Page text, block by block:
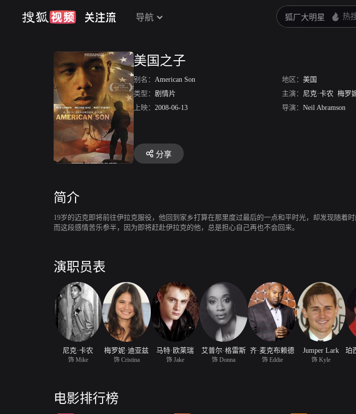
导航
美国之子
别名： American Son 地区： 美国
类型： 剧情片 主演： 尼克·卡农 梅罗
上映： 2008-06-13 导演： Neil Abramson
分享
简介
19岁的迈克即将前往伊拉克服役，他回到家乡打算在那里度过最后的一点和平时光，却发现随
而这段感情苦乐参半，因为即将赶赴伊拉克的他，总是担心自己再也不会回来。
演职员表
尼克·卡农
饰 Mike
梅罗妮·迪亚兹
饰 Cristina
马特·欧莱瑞
饰 Jake
艾普尔·格雷斯
饰 Donna
齐·麦克布赖德
饰 Eddie
Jumper Lark
饰 Kyle
电影排行榜